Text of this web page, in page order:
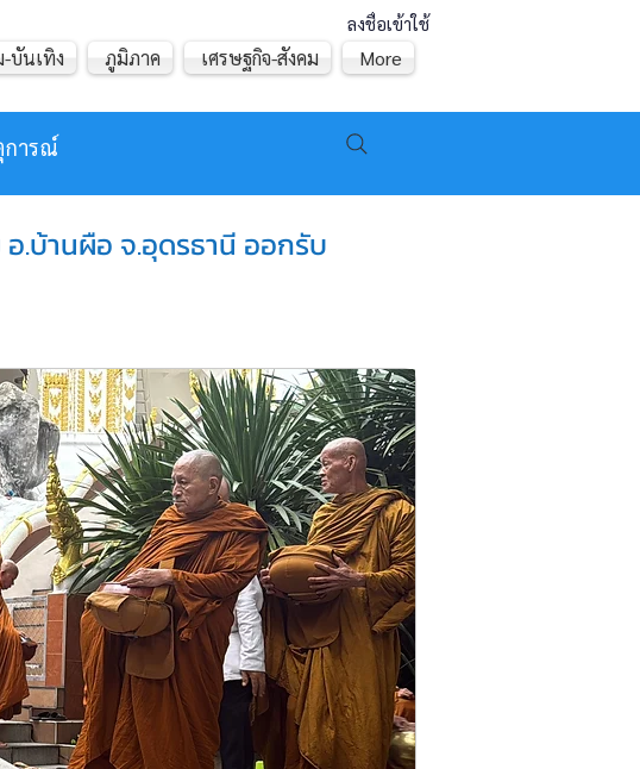
ลงชื่อเข้าใช้
การณ์
บันเทิง ภูมิภาค เศรษฐกิจ-สังคม More
.บ้านผือ จ.อุดรธานี ออกรับ